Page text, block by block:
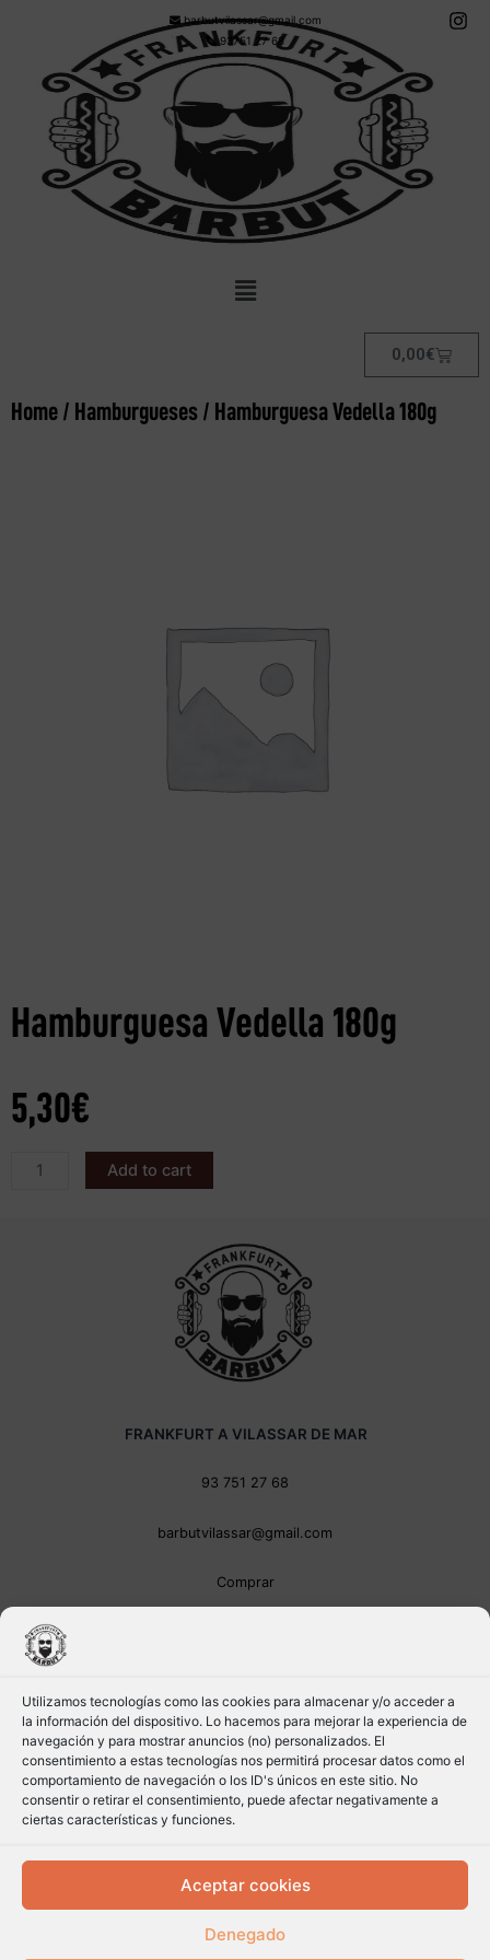
Utilizamos tecnologías como las cookies para almacenar y/o acceder a
la información del dispositivo. Lo hacemos para mejorar la experiencia de
navegación y para mostrar anuncios (no) personalizados. El
consentimiento a estas tecnologías nos permitirá procesar datos como el
comportamiento de navegación o los ID's únicos en este sitio. No
consentir o retirar el consentimiento, puede afectar negativamente a
ciertas características y funciones.
Aceptar cookies
Denegado
barbutvilassar@gmail.com
93751 27 68
0,00€
Home / Hamburgueses / Hamburguesa Vedella 180g
Hamburguesa Vedella 180g
5,30€
Add to cart
FRANKFURT A VILASSAR DE MAR
93 751 27 68
barbutvilassar@gmail.com
Comprar